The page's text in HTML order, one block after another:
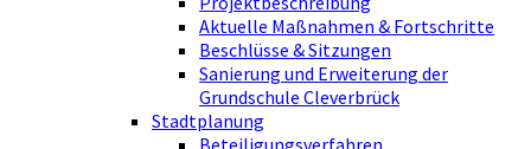
Aktuelle Maßnahmen & Fortschritte
Beschlüsse & Sitzungen
Sanierung und Erweiterung der
Grundschule Cleverbrück
Stadtplanung
Beteiligungsverfahren